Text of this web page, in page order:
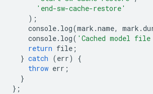
'end-sw-cache-restore'
);
console. log(mark .name, mark .
console. log( 'Cached model
return file ;
} catch (err)
{
throw err ;
}
};